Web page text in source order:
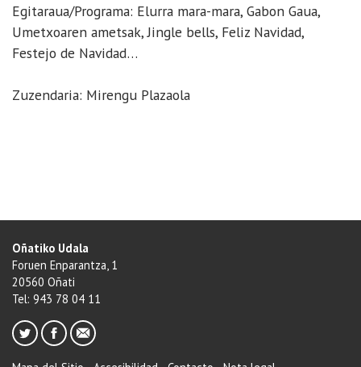
Egitaraua/Programa: Elurra mara-mara, Gabon Gaua,
Umetxoaren ametsak, Jingle bells, Feliz Navidad,
Festejo de Navidad…
Zuzendaria: Mirengu Plazaola
Oñatiko Udala
Foruen Enparantza, 1
20560 Oñati
Tel: 943 78 04 11